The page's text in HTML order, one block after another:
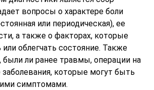
вопросы о характере боли
или периодическая), ее
а также о факторах, которые
или облегчать состояние. Также
ли ранее травмы, операции на
заболевания, которые могут быть
симптомами.